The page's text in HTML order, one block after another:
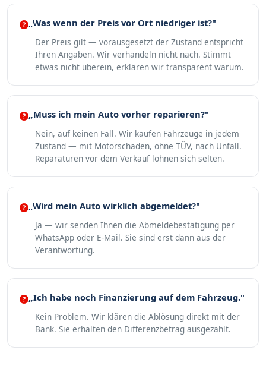
„Was wenn der Preis vor Ort niedriger ist?"
Der Preis gilt — vorausgesetzt der Zustand entspricht
Ihren Angaben. Wir verhandeln nicht nach. Stimmt
etwas nicht überein, erklären wir transparent warum.
„Muss ich mein Auto vorher reparieren?"
Nein, auf keinen Fall. Wir kaufen Fahrzeuge in jedem
Zustand — mit Motorschaden, ohne TÜV, nach Unfall.
Reparaturen vor dem Verkauf lohnen sich selten.
„Wird mein Auto wirklich abgemeldet?"
Ja — wir senden Ihnen die Abmeldebestätigung per
WhatsApp oder E-Mail. Sie sind erst dann aus der
Verantwortung.
„Ich habe noch Finanzierung auf dem Fahrzeug."
Kein Problem. Wir klären die Ablösung direkt mit der
Bank. Sie erhalten den Differenzbetrag ausgezahlt.